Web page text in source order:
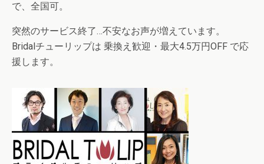
で、全国可。
突然のサービス終了…不安なお声が増えています。
Bridalチューリップは 乗換え歓迎・最大4.5万円OFF で応
援します。